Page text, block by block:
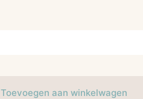
Toevoegen aan winkelwagen